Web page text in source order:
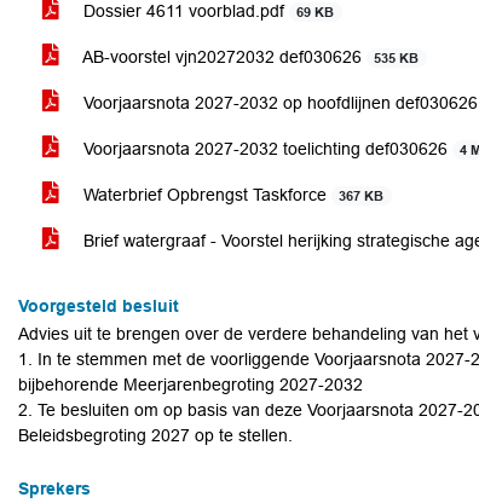
Dossier 4611 voorblad.pdf
69 KB
AB-voorstel vjn20272032 def030626 535 KB
Voorjaarsnota 2027-2032 op hoofdlijnen def030626
Voorjaarsnota 2027-2032 toelichting def030626 4
Waterbrief Opbrengst Taskforce 367 KB
Brief watergraaf - Voorstel herijking strategische
Voorgesteld besluit
Advies uit te brengen over de verdere behandeling van het
1. In te stemmen met de voorliggende Voorjaarsnota
bijbehorende Meerjarenbegroting 2027-2032
2. Te besluiten om op basis van deze Voorjaarsnota 2027-
Beleidsbegroting 2027 op te stellen.
Sprekers